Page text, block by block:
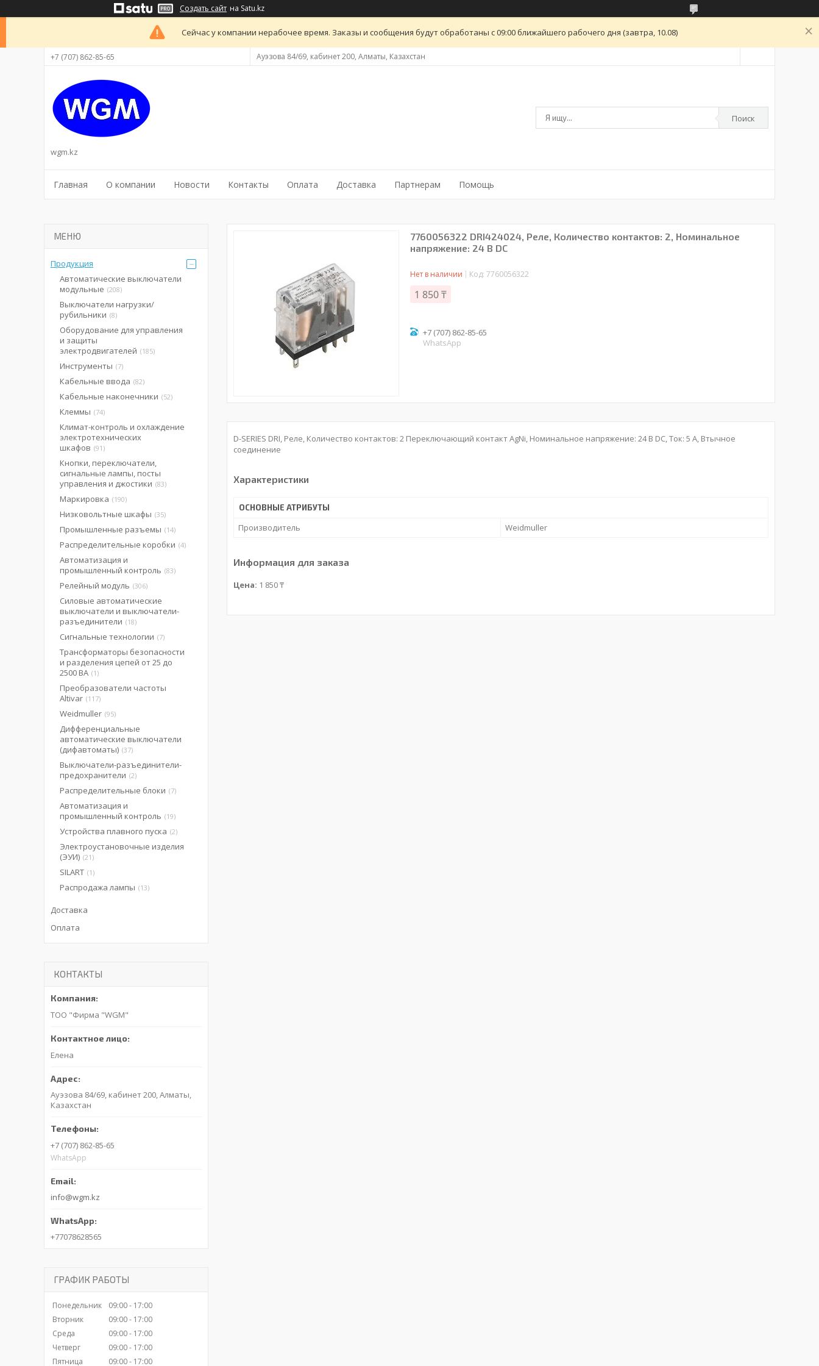
Создать сайт на Satu.kz
Сейчас у компании нерабочее время. Заказы и сообщения будут обработаны с 09:00 ближайшего рабочего дня (завтра, 10.08)
+7 (707) 862-85-65 Ауэзова 84/69, кабинет 200, Алматы, Казахстан
wgm.kz
Поиск
Главная О компании Новости Контакты Оплата Доставка Партнерам Помощь
7760056322 DRI424024, Реле, Количество контактов: 2, Номинальное
напряжение: 24 В DC
Нет в наличии Код: 7760056322
1 850 ₸
+7 (707) 862-85-65
WhatsApp
D-SERIES DRI, Реле, Количество контактов: 2 Переключающий контакт AgNi, Номинальное напряжение: 24 В DC, Ток: 5 A, Втычное
соединение
Характеристики
ОСНОВНЫЕ АТРИБУТЫ
Производитель Weidmuller
Информация для заказа
Цена: 1 850 ₸
Продукция
Автоматические выключатели
модульные 208
Выключатели нагрузки/
рубильники 8
Оборудование для управления
и защиты
электродвигателей
185
Инструменты 7
Кабельные ввода 82
Кабельные наконечники 52
Клеммы 74
Климат-контроль и охлаждение
электротехнических
шкафов 91
Кнопки, переключатели,
сигнальные лампы, посты
управления и джостики 83
Маркировка 190
Низковольтные шкафы 35
Промышленные разъемы 14
Распределительные коробки 4
Автоматизация и
промышленный контроль 83
Релейный модуль 306
Силовые автоматические
выключатели и выключатели-
разъединители
18
Сигнальные технологии 7
Трансформаторы безопасности
и разделения цепей от 25 до
2500 ВА 1
Преобразователи частоты
Altivar 117
Weidmuller 95
Дифференциальные
автоматические выключатели
(дифавтоматы) 37
Выключатели-разъединители-
предохранители 2
Распределительные блоки 7
Автоматизация и
промышленный контроль
19
Устройства плавного пуска 2
Электроустановочные изделия
(ЭУИ) 21
SILART 1
Распродажа лампы 13
Доставка
Оплата
КОНТАКТЫ
ТОО "Фирма "WGM"
Елена
Ауэзова 84/69, кабинет 200, Алматы,
Казахстан
+7 (707) 862-85-65
WhatsApp
info@wgm.kz
+77078628565
ГРАФИК РАБОТЫ
Понедельник 09:00
17:00
Вторник
09:00
17:00
Среда
09:00
17:00
Четверг
09:00
17:00
Пятница
09:00 17:00